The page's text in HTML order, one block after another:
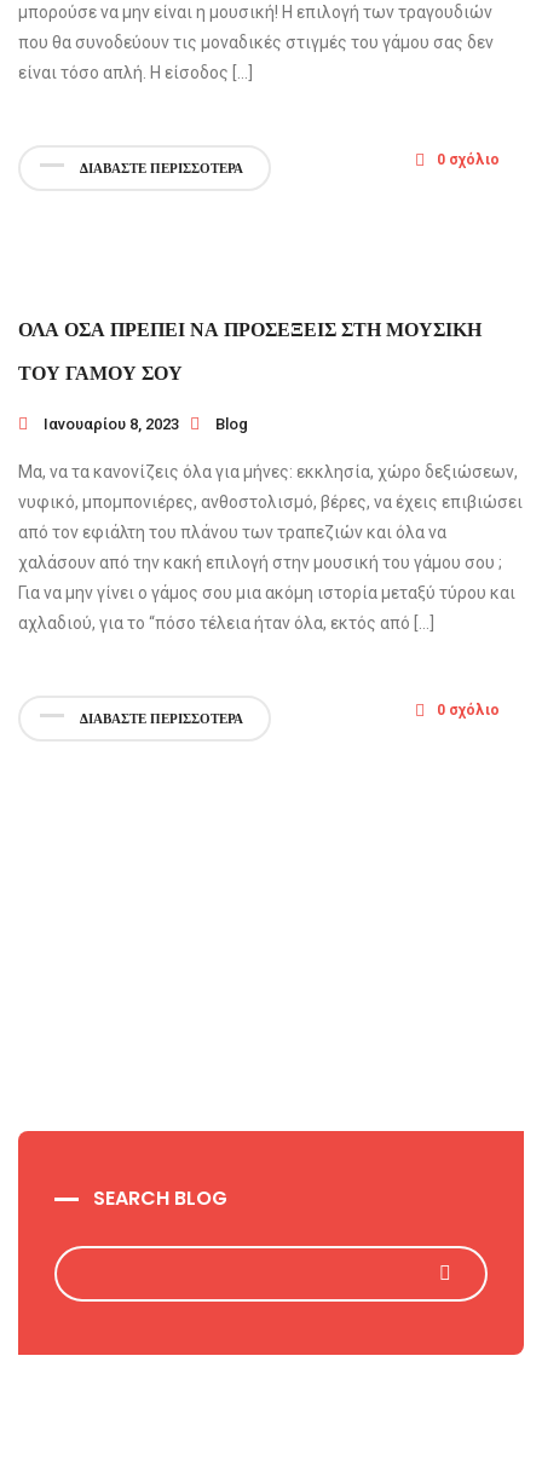
μπορούσε να μην είναι η μουσική! Η επιλογή των τραγουδιών
που θα συνοδεύουν τις μοναδικές στιγμές του γάμου σας δεν
είναι τόσο απλή. Η είσοδος […]
ΔΙΑΒΑΣΤΕ ΠΕΡΙΣΣΟΤΕΡΑ 0 σχόλιο
ΟΛΑ ΟΣΑ ΠΡΕΠΕΙ ΝΑ ΠΡΟΣΕΞΕΙΣ ΣΤΗ ΜΟΥΣΙΚΗ
ΤΟΥ ΓΑΜΟΥ ΣΟΥ
Ιανουαρίου 8, 2023 Blog
Μα, να τα κανονίζεις όλα για μήνες: εκκλησία, χώρο δεξιώσεων,
νυφικό, μπομπονιέρες, ανθοστολισμό, βέρες, να έχεις επιβιώσει
από τον εφιάλτη του πλάνου των τραπεζιών και όλα να
χαλάσουν από την κακή επιλογή στην μουσική του γάμου σου ;
Για να μην γίνει ο γάμος σου μια ακόμη ιστορία μεταξύ τύρου και
αχλαδιού, για το “πόσο τέλεια ήταν όλα, εκτός από […]
ΔΙΑΒΑΣΤΕ ΠΕΡΙΣΣΟΤΕΡΑ 0 σχόλιο
SEARCH BLOG